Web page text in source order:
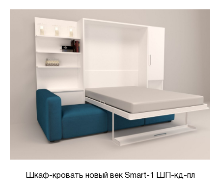
Шкаф-кровать новый век Smart-1 ШП-кд-пл